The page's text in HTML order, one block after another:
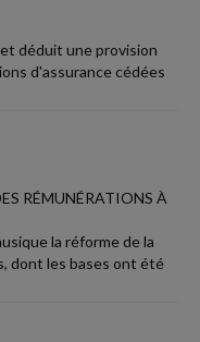
déduit une provision
d'assurance cédées
RÉMUNÉRATIONS À
la réforme de la
dont les bases ont été